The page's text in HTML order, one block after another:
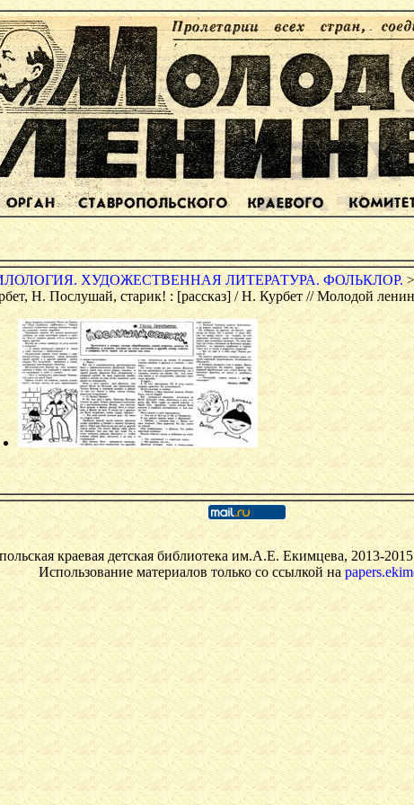
ХУДОЖЕСТВЕННАЯ ЛИТЕРАТУРА. ФОЛЬКЛОР.
Н. Послушай, старик! : [рассказ] / Н. Курбет // Молодой
краевая детская библиотека им.А.Е. Екимцева, 2013-
Использование материалов только со ссылкой на